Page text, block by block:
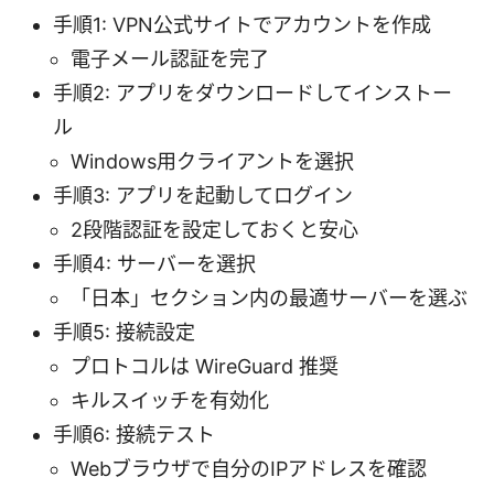
手順1: VPN公式サイトでアカウントを作成
電子メール認証を完了
手順2: アプリをダウンロードしてインストー
ル
Windows用クライアントを選択
手順3: アプリを起動してログイン
2段階認証を設定しておくと安心
手順4: サーバーを選択
「日本」セクション内の最適サーバーを選ぶ
手順5: 接続設定
プロトコルは WireGuard 推奨
キルスイッチを有効化
手順6: 接続テスト
Webブラウザで自分のIPアドレスを確認